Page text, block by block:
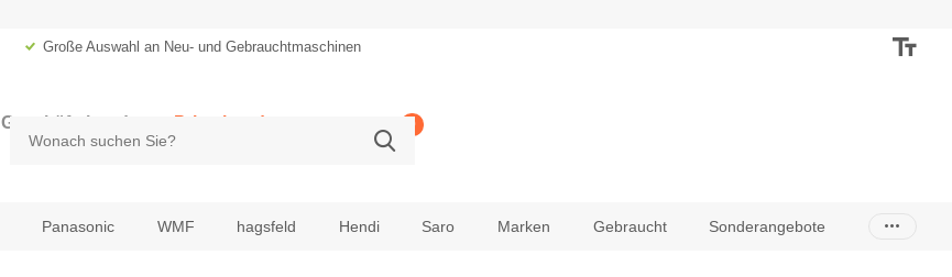
Große Auswahl an Neu- und Gebrauchtmaschinen
Geschäftskunde
zzgl. MwSt.
Privatkunde 0
Panasonic WMF hagsfeld Hendi Saro Marken Gebraucht Sonderangebote